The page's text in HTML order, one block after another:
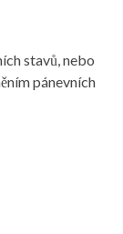
stavů, nebo
pánevních